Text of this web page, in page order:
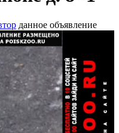
данное объявление